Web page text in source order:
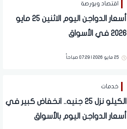
اقتصاد وبورصة
أسعار الدواجن اليوم الاثنين 25 مايو
2026 في الأسواق
25 مايو 2026 | 07:29 صباحاً
خدمات
الكيلو نزل 25 جنيه.. انخفاض كبير في
أسعار الدواجن اليوم بالأسواق